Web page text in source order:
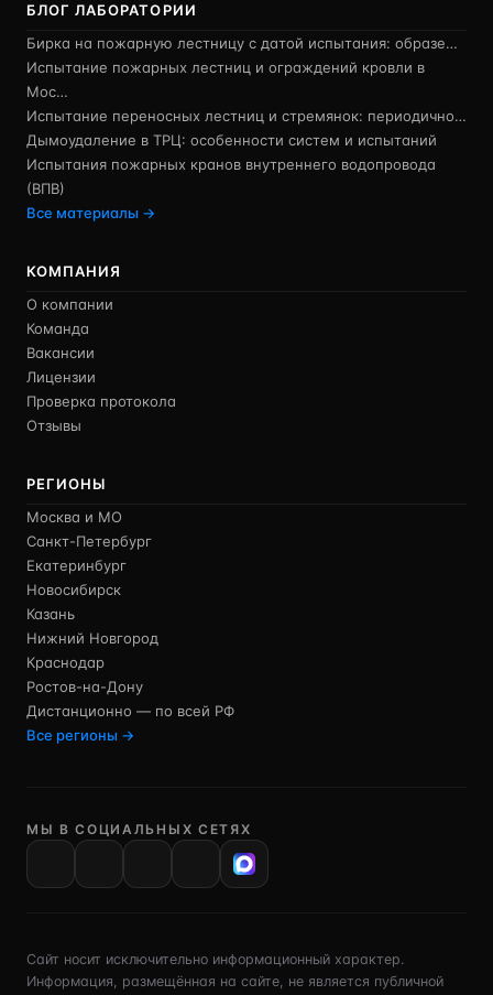
БЛОГ ЛАБОРАТОРИИ
Бирка на пожарную лестницу с датой испытания: образе…
Испытание пожарных лестниц и ограждений кровли в
Мос…
Испытание переносных лестниц и стремянок: периодично…
Дымоудаление в ТРЦ: особенности систем и испытаний
Испытания пожарных кранов внутреннего водопровода
(ВПВ)
Все материалы →
КОМПАНИЯ
О компании
Команда
Вакансии
Лицензии
Проверка протокола
Отзывы
РЕГИОНЫ
Москва и МО
Санкт-Петербург
Екатеринбург
Новосибирск
Казань
Нижний Новгород
Краснодар
Ростов-на-Дону
Дистанционно — по всей РФ
Все регионы →
МЫ В СОЦИАЛЬНЫХ СЕТЯХ
Сайт носит исключительно информационный характер.
Информация, размещённая на сайте, не является публичной